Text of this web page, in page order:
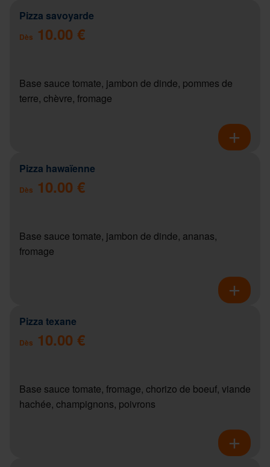
Pizza savoyarde
Dès 10.00 €
Base sauce tomate, jambon de dinde, pommes de
terre, chèvre, fromage
Pizza hawaïenne
Dès 10.00 €
Base sauce tomate, jambon de dinde, ananas,
fromage
Pizza texane
Dès 10.00 €
Base sauce tomate, fromage, chorizo de boeuf, viande
hachée, champignons, poivrons